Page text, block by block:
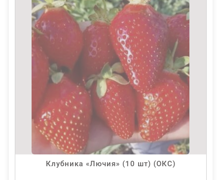
Клубника «Лючия» (10 шт) (ОКС)